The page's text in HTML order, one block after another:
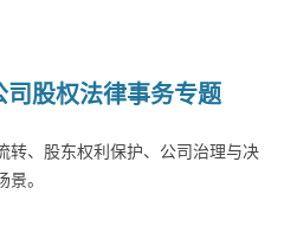
股权法律事务专题
转、股东权利保护、公司治理与决
。